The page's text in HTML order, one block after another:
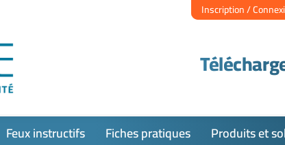
Inscription /
Feux instructifs Fiches pratiques Produits et